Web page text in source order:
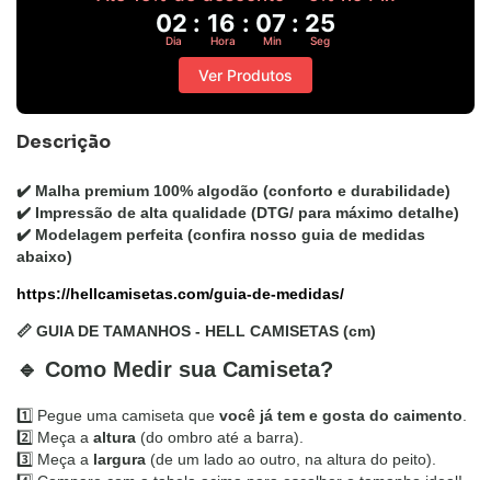
02 : 16 : 07 : 24
Dia Hora Min Seg
Ver Produtos
Descrição
✔️ Malha premium 100% algodão (conforto e durabilidade)
✔️ Impressão de alta qualidade (DTG/ para máximo detalhe)
✔️ Modelagem perfeita (confira nosso guia de medidas
abaixo)
https://hellcamisetas.com/guia-de-medidas/
📏 GUIA DE TAMANHOS - HELL CAMISETAS (cm)
🔹 Como Medir sua Camiseta?
1️⃣ Pegue uma camiseta que você já tem e gosta do caimento
2️⃣ Meça a altura (do ombro até a barra).
3️⃣ Meça a largura (de um lado ao outro, na altura do peito).